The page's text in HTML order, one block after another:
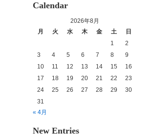
Calendar
2026年8月
月
火 水 木 金 土
日
1
2
3
4 5 6 7 8
9
10
11 12 13 14 15
16
17
18 19 20 21 22
23
24
25 26 27 28 29
30
31
« 4月
New Entries